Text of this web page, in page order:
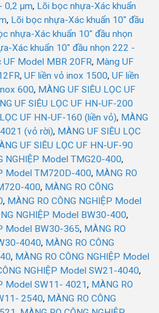
0,2 µm, Lõi bọc nhựa-Xác khuẩn
, Lõi bọc nhựa-Xác khuẩn 10" đầu
nhựa-Xác khuẩn 10" đầu nhọn
Xác khuẩn 10" đầu nhọn 222 -
UF Model MBR 20FR, Màng UF
, UF liền vỏ inox 1500, UF liền
600, MÀNG UF SIÊU LỌC UF
UF SIÊU LỌC UF HN-UF-200
UF HN-UF-160 (liền vỏ), MÀNG
(vỏ rời), MÀNG UF SIÊU LỌC
UF SIÊU LỌC UF HN-UF-90
NGHIỆP Model TMG20-400,
Model TM720D-400, MÀNG RO
400, MÀNG RO CÔNG
, MÀNG RO CÔNG NGHIỆP Model
NGHIỆP Model BW30-400,
Model BW30-365, MÀNG RO
4040, MÀNG RO CÔNG
, MÀNG RO CÔNG NGHIỆP Model
NGHIỆP Model SW21-4040,
Model SW11- 4021, MÀNG RO
2540, MÀNG RO CÔNG